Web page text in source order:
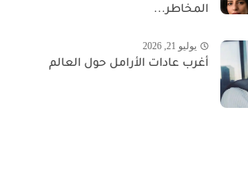
المخاطر...
يوليو 21, 2026
أغرب عادات الأرامل حول العالم